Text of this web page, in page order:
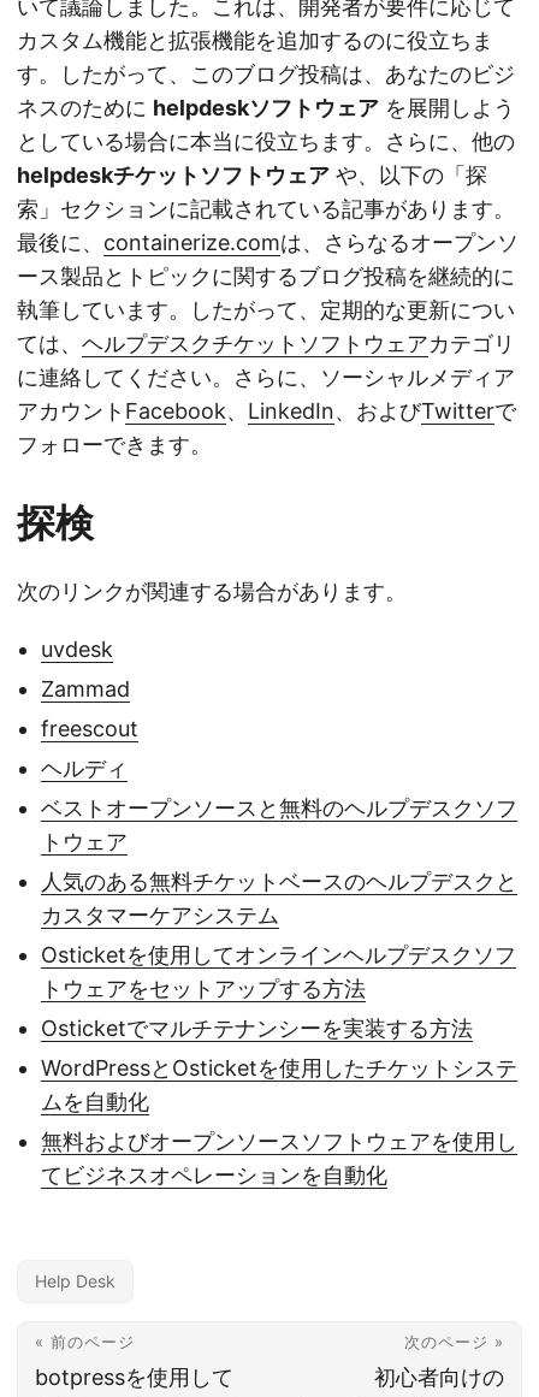
いて議論しました。これは、開発者が要件に応じて
カスタム機能と拡張機能を追加するのに役立ちま
す。したがって、このブログ投稿は、あなたのビジ
ネスのために helpdeskソフトウェア を展開しよう
としている場合に本当に役立ちます。さらに、他の
helpdeskチケットソフトウェア や、以下の「探
索」セクションに記載されている記事があります。
最後に、 containerize.comは、さらなるオープンソ
ース製品とトピックに関するブログ投稿を継続的に
執筆しています。したがって、定期的な更新につい
ては、 ヘルプデスクチケットソフトウェアカテゴリ
に連絡してください。さらに、ソーシャルメディア
アカウント Facebook、 LinkedIn、およびTwitterで
フォローできます。
探検
次のリンクが関連する場合があります。
uvdesk
Zammad
freescout
ヘルディ
ベストオープンソースと無料のヘルプデスクソフ
トウェア
人気のある無料チケットベースのヘルプデスクと
カスタマーケアシステム
Osticketを使用してオンラインヘルプデスクソフ
トウェアをセットアップする方法
Osticketでマルチテナンシーを実装する方法
WordPressとOsticketを使用したチケットシステ
ムを自動化
無料およびオープンソースソフトウェアを使用し
てビジネスオペレーションを自動化
Help Desk
« 前のページ
botpressを使用して
次のページ »
初心者向けの